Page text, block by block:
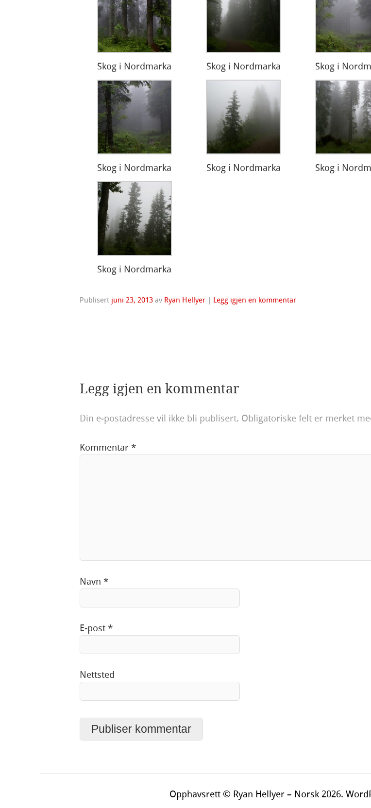
Skog i Nordmarka Skog i Nordmarka Skog i
Skog i Nordmarka Skog i Nordmarka Skog i
Skog i Nordmarka
Publisert juni 23, 2013 av Ryan Hellyer | Legg igjen en kommentar
Legg igjen en kommentar
Din e-postadresse vil ikke bli publisert. Obligatoriske felt er merket
Kommentar *
Navn *
E-post *
Nettsted
Opphavsrett © Ryan Hellyer – Norsk 2026.